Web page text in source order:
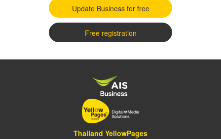
Update Business for free
Free registration
Thailand YellowPages